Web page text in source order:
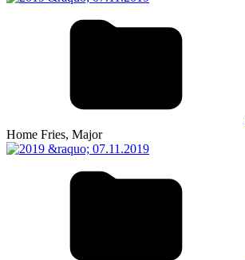
Home Fries, Major